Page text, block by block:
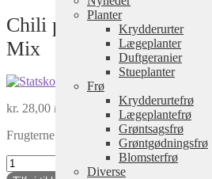
Planter
Krydderurter
Lægeplanter
Duftgeranier
Stueplanter
Frø
Krydderurtefrø
Lægeplantefrø
Grøntsagsfrø
Grøntgødningsfrø
Blomsterfrø
Diverse
Chili peber
Mix
kr. 28,00 inkl. moms
Frugterne er hovedsagelig runde-bredt
Chili
peber